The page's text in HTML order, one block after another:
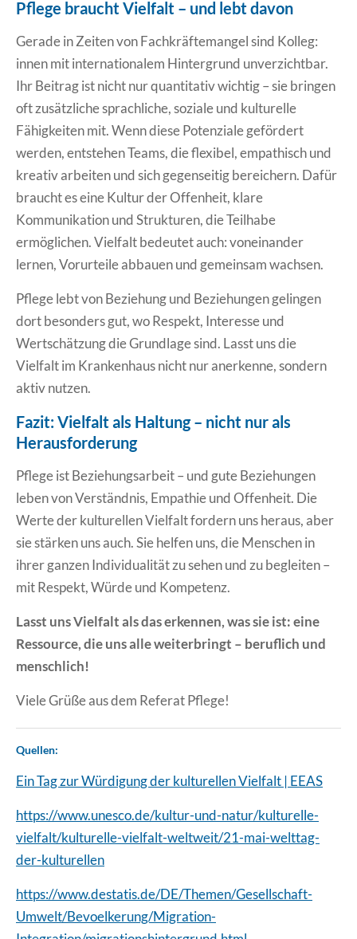
Pflege braucht Vielfalt – und lebt davon
Gerade in Zeiten von Fachkräftemangel sind Kolleg:
innen mit internationalem Hintergrund unverzichtbar.
Ihr Beitrag ist nicht nur quantitativ wichtig – sie bringen
oft zusätzliche sprachliche, soziale und kulturelle
Fähigkeiten mit. Wenn diese Potenziale gefördert
werden, entstehen Teams, die flexibel, empathisch und
kreativ arbeiten und sich gegenseitig bereichern. Dafür
braucht es eine Kultur der Offenheit, klare
Kommunikation und Strukturen, die Teilhabe
ermöglichen. Vielfalt bedeutet auch: voneinander
lernen, Vorurteile abbauen und gemeinsam wachsen.
Pflege lebt von Beziehung und Beziehungen gelingen
dort besonders gut, wo Respekt, Interesse und
Wertschätzung die Grundlage sind. Lasst uns die
Vielfalt im Krankenhaus nicht nur anerkenne, sondern
aktiv nutzen.
Fazit: Vielfalt als Haltung – nicht nur als
Herausforderung
Pflege ist Beziehungsarbeit – und gute Beziehungen
leben von Verständnis, Empathie und Offenheit. Die
Werte der kulturellen Vielfalt fordern uns heraus, aber
sie stärken uns auch. Sie helfen uns, die Menschen in
ihrer ganzen Individualität zu sehen und zu begleiten –
mit Respekt, Würde und Kompetenz.
Lasst uns Vielfalt als das erkennen, was sie ist: eine
Ressource, die uns alle weiterbringt – beruflich und
menschlich!
Viele Grüße aus dem Referat Pflege!
Quellen:
Ein Tag zur Würdigung der kulturellen Vielfalt | EEAS
https://www.unesco.de/kultur-und-natur/kulturelle-
vielfalt/kulturelle-vielfalt-weltweit/21-mai-welttag-
der-kulturellen
https://www.destatis.de/DE/Themen/Gesellschaft-
Umwelt/Bevoelkerung/Migration-